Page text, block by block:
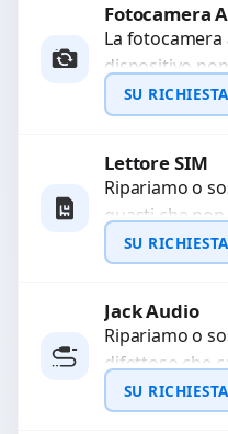
Fotocamera
La
dispositivo
sostituiamo
problemi
SU RICHIESTA
Lettore SIM
Ripariamo o
guasti che
interrompono
ricambi testati
SU RICHIESTA
Jack Audio
Ripariamo o
difettoso che
sonora o
e accessori....
SU RICHIESTA